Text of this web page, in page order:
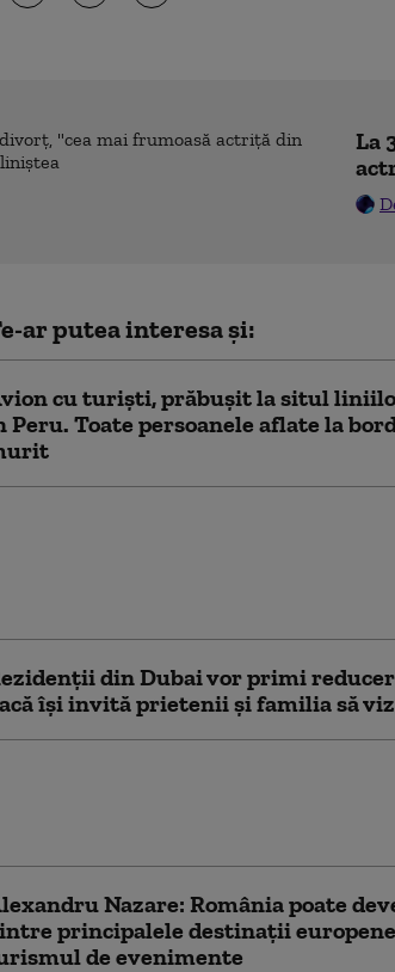
La
ar putea interesa și:
cu turiști, prăbușit la situl
Peru. Toate persoanele aflate la
din Dubai vor primi
își invită prietenii şi familia să
Nazare: România poate
principalele destinații
de evenimente